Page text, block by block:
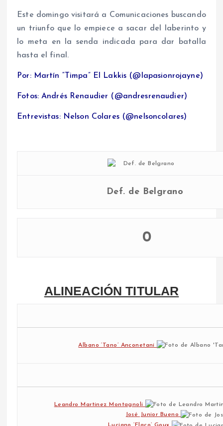
Este domingo visitará a Comunicaciones buscando
un triunfo que lo empiece a sacar del laberinto y
lo meta en la senda indicada para dar batalla
hasta el final.
Por: Martín “Timpa” El Lakkis (@lapasionrojayne)
Fotos: Andrés Renaudier (@andresrenaudier)
Entrevistas: Nelson Colares (@nelsoncolares)
Def. de Belgrano
0
ALINEACIÓN TITULAR
Albano ‘Tano’ Anconetani
Leandro Martinez Montagnoli
José Junior Bueno